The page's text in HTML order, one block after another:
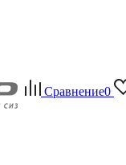
Сравнение0